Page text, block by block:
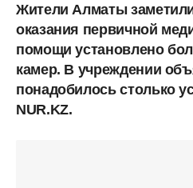
Жители Алматы
оказания первичной
помощи установлено
камер. В учреждении
понадобилось столько
NUR.KZ.